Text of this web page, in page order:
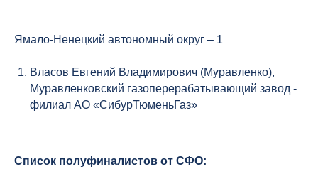
Ямало-Ненецкий автономный округ – 1
Власов Евгений Владимирович (Муравленко),
Муравленковский газоперерабатывающий завод -
филиал АО «СибурТюменьГаз»
Список полуфиналистов от СФО: